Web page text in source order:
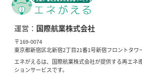
運営： 国際航業株式会社
〒169-0074
東京都新宿区北新宿2丁目21番1号新宿フロントタワ
エネがえるは、国際航業株式会社が提供する再エネ
ションサービスです。